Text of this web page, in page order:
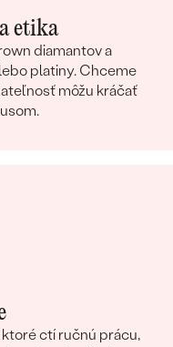
etika
diamantov a
platiny. Chceme
môžu kráčať
ctí ručnú prácu,